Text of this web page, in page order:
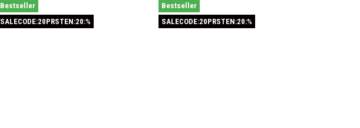
Bestseller
SALECODE:20PRSTEN:20:%
Bestseller
SALECODE:20PRSTEN:20:%